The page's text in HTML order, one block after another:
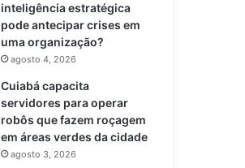
inteligência estratégica
pode antecipar crises em
uma organização?
agosto 4, 2026
Cuiabá capacita
servidores para operar
robôs que fazem roçagem
em áreas verdes da cidade
agosto 3, 2026